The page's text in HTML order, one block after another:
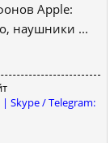
Apple:
наушники ...
Skype / Telegram: